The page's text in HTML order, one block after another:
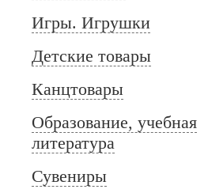
Игры. Игрушки
Детские товары
Канцтовары
Образование, учебная
литература
Сувениры